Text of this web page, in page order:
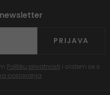
PRIJAVA
Politiku privatnosti i slažem se s
poslovanja